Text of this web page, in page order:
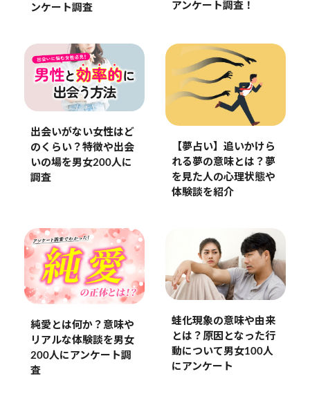
ンケート調査
アンケート調査！
出会いがない女性はど
のくらい？特徴や出会
いの場を男女200人に
調査
【夢占い】追いかけら
れる夢の意味とは？夢
を見た人の心理状態や
体験談を紹介
純愛とは何か？意味や
リアルな体験談を男女
200人にアンケート調
査
蛙化現象の意味や由来
とは？原因となった行
動について男女100人
にアンケート